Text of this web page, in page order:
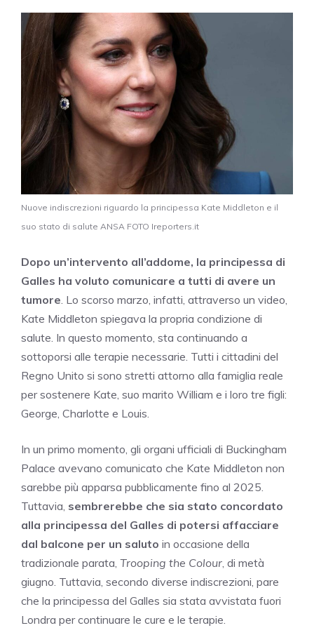
Nuove indiscrezioni riguardo la principessa Kate Middleton e il
suo stato di salute ANSA FOTO Ireporters.it
Dopo un’intervento all’addome, la principessa di
Galles ha voluto comunicare a tutti di avere un
tumore . Lo scorso marzo, infatti, attraverso un video,
Kate Middleton spiegava la propria condizione di
salute. In questo momento, sta continuando a
sottoporsi alle terapie necessarie. Tutti i cittadini del
Regno Unito si sono stretti attorno alla famiglia reale
per sostenere Kate, suo marito William e i loro tre figli:
George, Charlotte e Louis.
In un primo momento, gli organi ufficiali di Buckingham
Palace avevano comunicato che Kate Middleton non
sarebbe più apparsa pubblicamente fino al 2025.
Tuttavia, sembrerebbe che sia stato concordato
alla principessa del Galles di potersi affacciare
dal balcone per un saluto in occasione della
tradizionale parata, Trooping the Colour , di metà
giugno. Tuttavia, secondo diverse indiscrezioni, pare
che la principessa del Galles sia stata avvistata fuori
Londra per continuare le cure e le terapie.